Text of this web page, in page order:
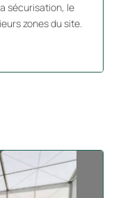
sécurisation, le
zones du site.